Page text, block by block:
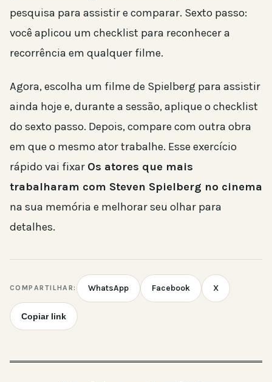
pesquisa para assistir e comparar. Sexto passo:
você aplicou um checklist para reconhecer a
recorrência em qualquer filme.
Agora, escolha um filme de Spielberg para assistir
ainda hoje e, durante a sessão, aplique o checklist
do sexto passo. Depois, compare com outra obra
em que o mesmo ator trabalhe. Esse exercício
rápido vai fixar Os atores que mais
trabalharam com Steven Spielberg no cinema
na sua memória e melhorar seu olhar para
detalhes.
COMPARTILHAR: WhatsApp Facebook X
Copiar link